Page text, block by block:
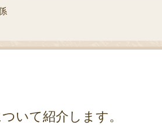
いて紹介します。